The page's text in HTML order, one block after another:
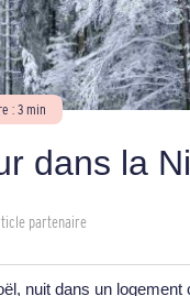
: 3 min
dans la
partenaire
nuit dans un